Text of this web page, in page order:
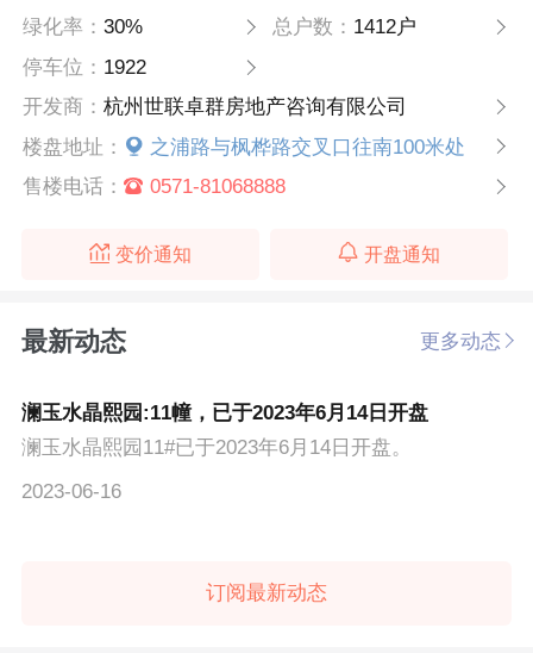
绿化率：30% 总户数： 1412户
停车位： 1922
开发商：杭州世联卓群房地产咨询有限公司
楼盘地址：
之浦路与枫桦路交叉口往南100米处
售楼电话：
0571-81068888
变价通知 开盘通知
最新动态 更多动态
澜玉水晶熙园:11幢，已于2023年6月14日开盘
澜玉水晶熙园11#已于2023年6月14日开盘。
2023-06-16
订阅最新动态